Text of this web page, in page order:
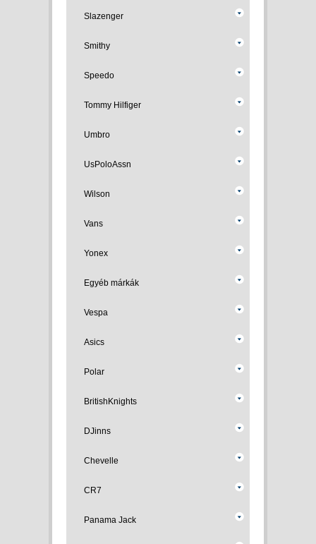
Slazenger
Smithy
Speedo
Tommy Hilfiger
Umbro
UsPoloAssn
Wilson
Vans
Yonex
Egyéb márkák
Vespa
Asics
Polar
BritishKnights
DJinns
Chevelle
CR7
Panama Jack